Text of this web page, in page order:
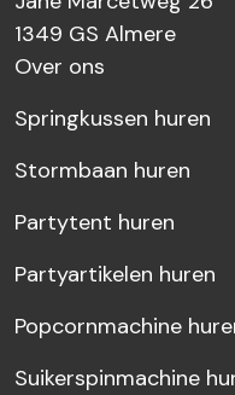
1349 GS Almere
Over ons
Springkussen huren
Stormbaan huren
Partytent huren
Partyartikelen huren
Popcornmachine
Suikerspinmachine